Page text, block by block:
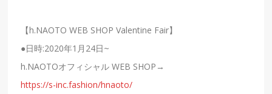
【h.NAOTO WEB SHOP Valentine Fair】
●日時:2020年1月24日~
h.NAOTOオフィシャル WEB SHOP→
https://s-inc.fashion/hnaoto/